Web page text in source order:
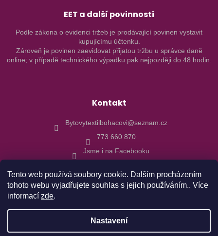
Tento web používá soubory cookie. Dalším procházením
tohoto webu vyjadřujete souhlas s jejich používáním.. Více
informací zde.
Nastavení
EET a další povinnosti
Podle zákona o evidenci tržeb je prodávající povinen vystavit
kupujícímu účtenku.
Zároveň je povinen zaevidovat přijatou tržbu u správce daně
online; v případě technického výpadku pak nejpozději do 48 hodin.
Kontakt
Bytovytextilbohacovi@seznam.cz
773 660 870
Jsme i na Facebooku